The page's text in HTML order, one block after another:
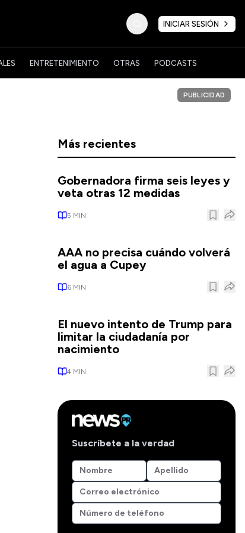
INICIAR SESIÓN
ENTRETENIMIENTO OTRAS PODCASTS
PUBLICIDAD
Más recientes
Gobernadora firma seis leyes y
veta otras 12 medidas
5 MIN
AAA no precisa cuándo volverá
el agua a Cupey
6 MIN
El nuevo intento de Trump para
limitar la ciudadanía por
nacimiento
4 MIN
Suscríbete a la verdad